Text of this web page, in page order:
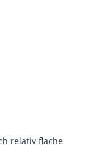
relativ flache